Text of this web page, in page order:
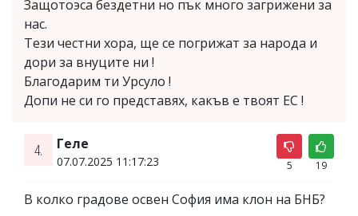
Защотоэса бездетни но пък много загрижени за
нас.
Тези честни хора, ще се погрижат за народа и
дори за внуците ни !
Благодарим ти Урсуло !
Допи не си го представях, какъв е твоят ЕС !
4. Геле
07.07.2025 11:17:23 5 19
В колко градове освен София има клон на БНБ?